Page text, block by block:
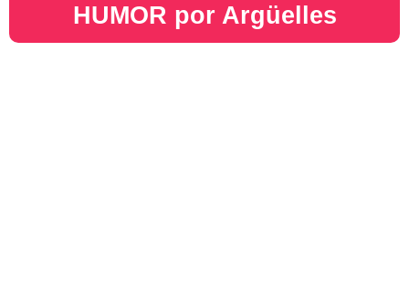
HUMOR por Argüelles​